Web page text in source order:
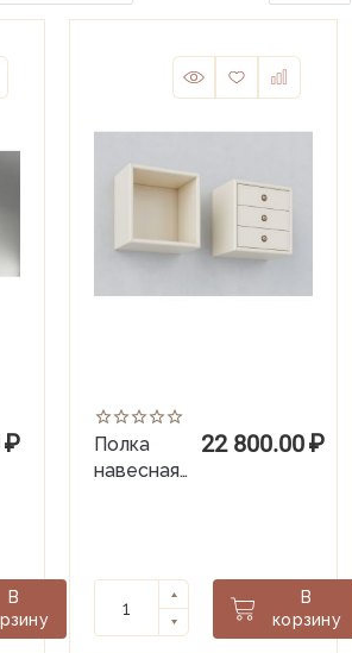
₽
В
Полка
навесная
OXFORD
22 800.00₽
В
корзину